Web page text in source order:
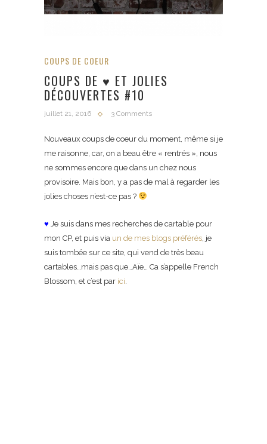
COUPS DE COEUR
COUPS DE ♥ ET JOLIES
DÉCOUVERTES #10
juillet 21, 2016 3 Comments
Nouveaux coups de coeur du moment, même si je
me raisonne, car, on a beau être « rentrés », nous
ne sommes encore que dans un chez nous
provisoire. Mais bon, y a pas de mal à regarder les
jolies choses n’est-ce pas ?
♥ Je suis dans mes recherches de cartable pour
mon CP, et puis via un de mes blogs préférés, je
suis tombée sur ce site, qui vend de très beau
cartables…mais pas que…Aïe… Ca s’appelle French
Blossom, et c’est par ici.